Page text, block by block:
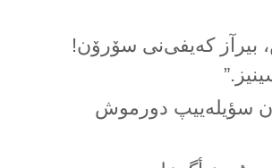
بیرآز کەیفی‌نی سۆرۆن!
سؤیلەییپ دورموش